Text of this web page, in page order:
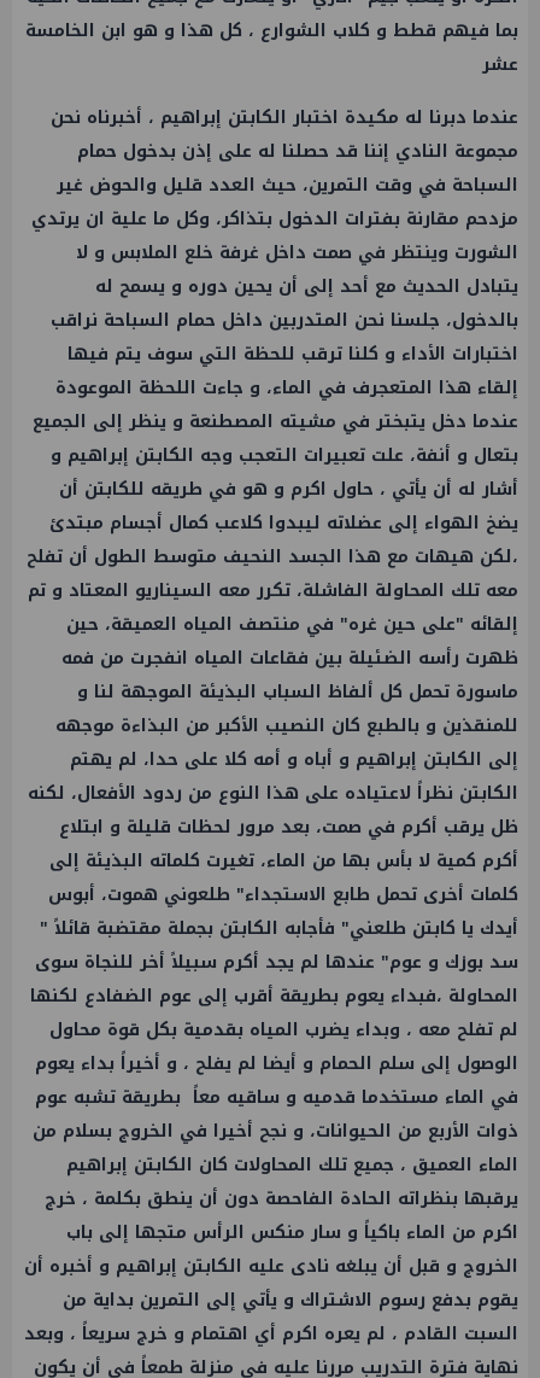
بما فيهم قطط و كلاب الشوارع ، كل هذا و هو ابن الخامسة
عشر
عندما دبرنا له مكيدة اختبار الكابتن إبراهيم ، أخبرناه نحن
مجموعة النادي إننا قد حصلنا له على إذن بدخول حمام
السباحة في وقت التمرين، حيث العدد قليل والحوض غير
مزدحم مقارنة بفترات الدخول بتذاكر، وكل ما علية ان يرتدي
الشورت وينتظر في صمت داخل غرفة خلع الملابس و لا
يتبادل الحديث مع أحد إلى أن يحين دوره و يسمح له
بالدخول، جلسنا نحن المتدربين داخل حمام السباحة نراقب
اختبارات الأداء و كلنا ترقب للحظة التي سوف يتم فيها
إلقاء هذا المتعجرف في الماء، و جاءت اللحظة الموعودة
عندما دخل يتبختر في مشيته المصطنعة و ينظر إلى الجميع
بتعال و أنفة، علت تعبيرات التعجب وجه الكابتن إبراهيم و
أشار له أن يأتي ، حاول اكرم و هو في طريقه للكابتن أن
يضخ الهواء إلى عضلاته ليبدوا كلاعب كمال أجسام مبتدئ
،لكن هيهات مع هذا الجسد النحيف متوسط الطول أن تفلح
معه تلك المحاولة الفاشلة، تكرر معه السيناريو المعتاد و تم
إلقائه "على حين غره" في منتصف المياه العميقة، حين
ظهرت رأسه الضئيلة بين فقاعات المياه انفجرت من فمه
ماسورة تحمل كل ألفاظ السباب البذيئة الموجهة لنا و
للمنقذين و بالطبع كان النصيب الأكبر من البذاءة موجهه
إلى الكابتن إبراهيم و أباه و أمه كلا على حدا، لم يهتم
الكابتن نظراً لاعتياده على هذا النوع من ردود الأفعال، لكنه
ظل يرقب أكرم في صمت، بعد مرور لحظات قليلة و ابتلاع
أكرم كمية لا بأس بها من الماء، تغيرت كلماته البذيئة إلى
كلمات أخرى تحمل طابع الاستجداء" طلعوني هموت، أبوس
أيدك يا كابتن طلعني" فأجابه الكابتن بجملة مقتضبة قائلاً "
سد بوزك و عوم" عندها لم يجد أكرم سبيلاً أخر للنجاة سوى
المحاولة ،فبداء يعوم بطريقة أقرب إلى عوم الضفادع لكنها
لم تفلح معه ، وبداء يضرب المياه بقدمية بكل قوة محاول
الوصول إلى سلم الحمام و أيضا لم يفلح ، و أخيراً بداء يعوم
في الماء مستخدما قدميه و ساقيه معاً بطريقة تشبه عوم
ذوات الأربع من الحيوانات، و نجح أخيرا في الخروج بسلام من
الماء العميق ، جميع تلك المحاولات كان الكابتن إبراهيم
يرقبها بنظراته الحادة الفاحصة دون أن ينطق بكلمة ، خرج
اكرم من الماء باكياً و سار منكس الرأس متجها إلى باب
الخروج و قبل أن يبلغه نادى عليه الكابتن إبراهيم و أخبره أن
يقوم بدفع رسوم الاشتراك و يأتي إلى التمرين بداية من
السبت القادم ، لم يعره اكرم أي اهتمام و خرج سريعاً ، وبعد
نهاية فترة التدريب مررنا عليه في منزلة طمعاً في أن يكون